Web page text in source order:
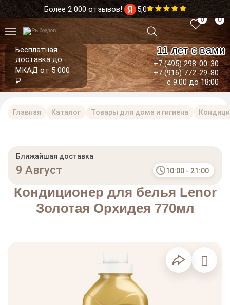
Более 2 000 отзывов! 5,0
Бесплатная
доставка до
МКАД от 5 000
₽
11 лет с вами
+7 (495) 298-00-30
+7 (916) 772-29-80
с 9:00 до 18:00
0 0
Главная Каталог Товары для дома и гигиена
Кондиционер для белья Lenor
Золотая Орхидея 770мл
Ближайшая доставка
9 Август 10:00 - 21:00